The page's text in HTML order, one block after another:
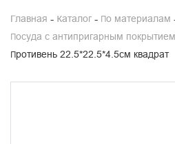
Главная Каталог По материалам
Посуда с антипригарным покрытием
Противень 22.5*22.5*4.5см квадрат